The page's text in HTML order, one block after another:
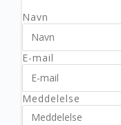
Navn
E-mail
Meddelelse